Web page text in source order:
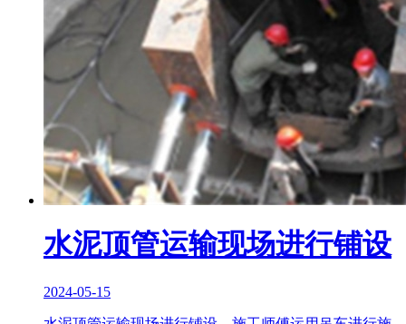
水泥顶管运输现场进行铺设
2024-05-15